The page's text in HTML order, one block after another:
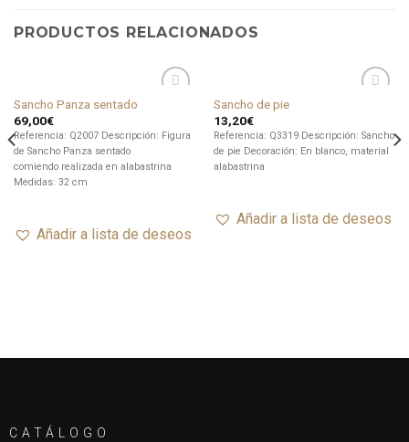
PRODUCTOS RELACIONADOS
de
Sancho Panza sentado
69,00€
Referencia: Q2007 Descripción: Figura
de Sancho Panza sentado
comiendo realizada en alabastrina
Medidas: 32 cm
Añadir a lista de deseos
de
deseos
Sancho de pie
13,20€
Referencia: Q3319 Descripción: Sancho
de pie Decoración: En blanco, material
alabastrina
Añadir a lista de deseos
CATÁLOGO